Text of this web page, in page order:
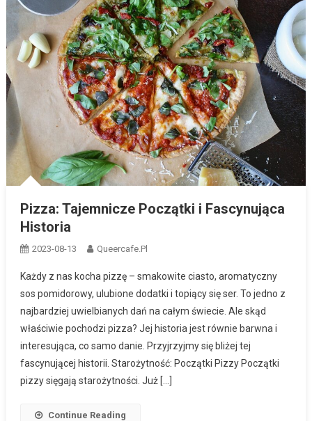
Pizza: Tajemnicze Początki i Fascynująca
Historia
2023-08-13 Queercafe.pl
Każdy z nas kocha pizzę – smakowite ciasto, aromatyczny
sos pomidorowy, ulubione dodatki i topiący się ser. To jedno z
najbardziej uwielbianych dań na całym świecie. Ale skąd
właściwie pochodzi pizza? Jej historia jest równie barwna i
interesująca, co samo danie. Przyjrzyjmy się bliżej tej
fascynującej historii. Starożytność: Początki Pizzy Początki
pizzy sięgają starożytności. Już […]
Continue Reading